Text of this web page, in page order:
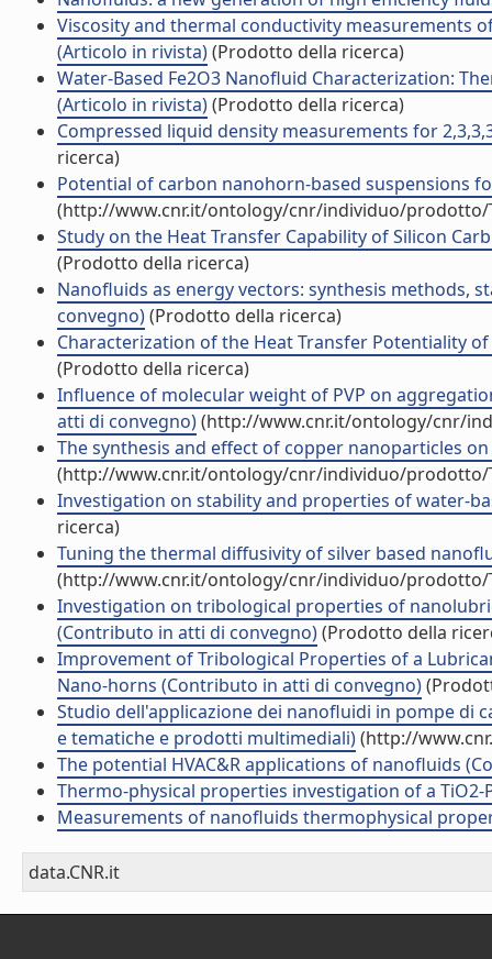
Viscosity and thermal conductivity measurements
(Articolo in rivista)(Prodotto della ricerca)
Water-Based Fe2O3 Nanofluid Characterization:
(Articolo in rivista)(Prodotto della ricerca)
Compressed liquid density measurements for
ricerca)
Potential of carbon nanohorn-based suspensions
(http://www.cnr.it/ontology/cnr/individuo/prodotto/
Study on the Heat Transfer Capability of Silicon
(Prodotto della ricerca)
Nanofluids as energy vectors: synthesis methods,
convegno)(Prodotto della ricerca)
Characterization of the Heat Transfer Potentiality
(Prodotto della ricerca)
Influence of molecular weight of PVP on
atti di convegno)(http://www.cnr.it/ontology/cnr/
The synthesis and effect of copper nanoparticles
(http://www.cnr.it/ontology/cnr/individuo/prodotto/
Investigation on stability and properties of water-
ricerca)
Tuning the thermal diffusivity of silver based
(http://www.cnr.it/ontology/cnr/individuo/prodotto/
Investigation on tribological properties of
(Contributo in atti di convegno)(Prodotto della
Improvement of Tribological Properties of a
Nano-horns (Contributo in atti di convegno)
Studio dell'applicazione dei nanofluidi in pompe di
e tematiche e prodotti multimediali)(http://
The potential HVAC&R applications of nanofluids
Thermo-physical properties investigation of a
Measurements of nanofluids thermophysical
data.CNR.it